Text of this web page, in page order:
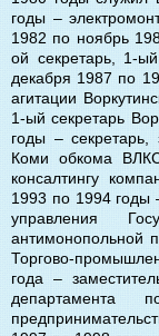
годы –
1982 по ноябрь
ой секретарь, 1-
декабря 1987 по
агитации
1-ый секретарь
годы –
Коми обкома
консалтингу
1993 по 1994 годы
управления
антимонопольной
Торгово-
года –
департамента